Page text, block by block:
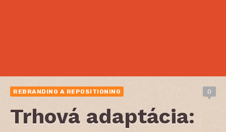
REBRANDING A REPOSITIONING 0
Trhová adaptácia: